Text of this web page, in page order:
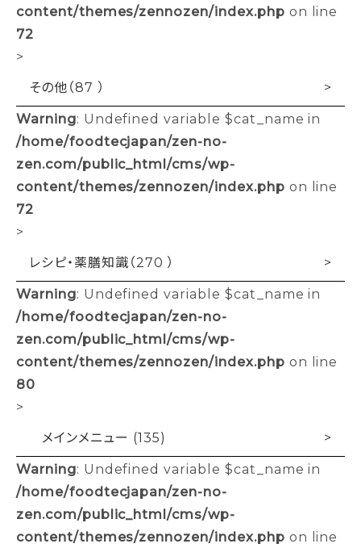
content/themes/zennozen/index.php on line
72
>
その他（87 ）
Warning: Undefined variable $cat_name in
/home/foodtecjapan/zen-no-
zen.com/public_html/cms/wp-
content/themes/zennozen/index.php on line
72
>
レシピ・薬膳知識（270 ）
Warning: Undefined variable $cat_name in
/home/foodtecjapan/zen-no-
zen.com/public_html/cms/wp-
content/themes/zennozen/index.php on line
80
>
メインメニュー (135)
Warning: Undefined variable $cat_name in
/home/foodtecjapan/zen-no-
zen.com/public_html/cms/wp-
content/themes/zennozen/index.php on line